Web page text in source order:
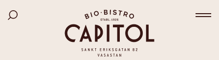
huvudinnehåll
Bio Capitol
Sök bland filmer